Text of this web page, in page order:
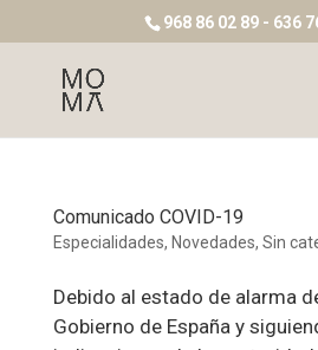
968 86 02 89 - 636
Comunicado COVID-19
Especialidades, Novedades, Sin
Debido al estado de alarma
Gobierno de España y